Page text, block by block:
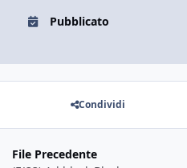
Pubblicato
Condividi
File Precedente